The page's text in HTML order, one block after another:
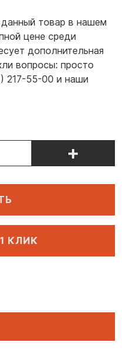
товар в нашем
цене среди
дополнительная
вопросы: просто
217-55-00 и наши
+
КЛИК